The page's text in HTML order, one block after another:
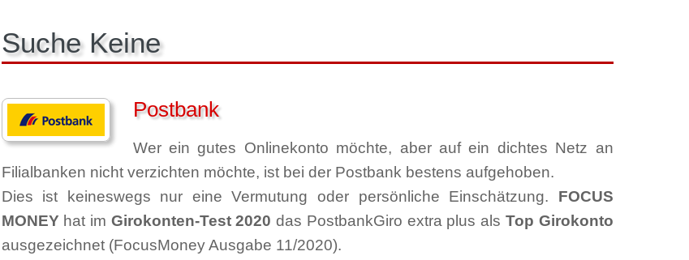
Toggle
Suche Keine
Postbank
Wer ein gutes Onlinekonto möchte, aber auf ein dichtes Netz an
Filialbanken nicht verzichten möchte, ist bei der Postbank bestens aufgehoben.
Dies ist keineswegs nur eine Vermutung oder persönliche Einschätzung. FOCUS
MONEY hat im Girokonten-Test 2020 das PostbankGiro extra plus als Top Girokonto
ausgezeichnet (FocusMoney Ausgabe 11/2020).